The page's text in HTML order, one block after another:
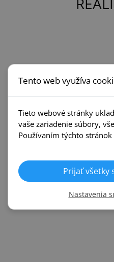
Tento web využíva
Tieto webové stránky
vaše zariadenie súbory,
Používaním týchto
Prijať všetky
Nastavenia